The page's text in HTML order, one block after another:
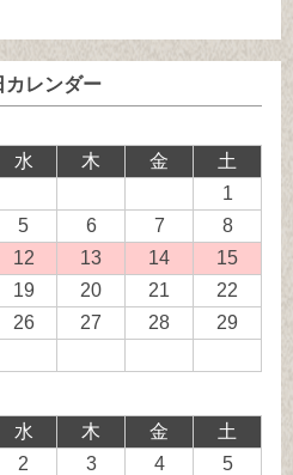
カレンダー
水 木 金
土
1
5 6 7
8
12
務
休
13
務
休
14
務
休
15
務
休
19 20 21
22
26 27 28
29
水 木 金
土
2 3 4
5